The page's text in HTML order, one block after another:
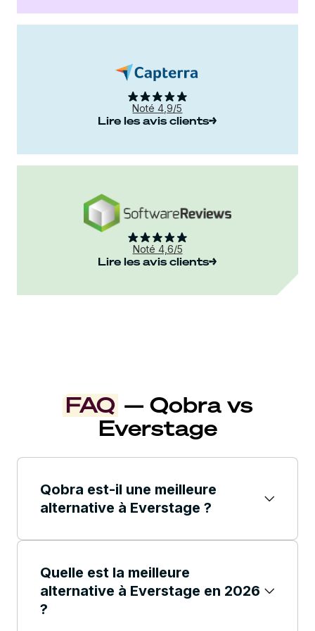
Noté 4,9/5
Lire les avis clients
Noté 4,6/5
Lire les avis clients
FAQ — Qobra vs
Everstage
Qobra est-il une meilleure
alternative à Everstage ?
de service qui fait la réputation d'Everstage,
Qobra est la meilleure alternative sur les
critères qui comptent le plus : autonomie du
Quelle est la meilleure
alternative à Everstage en 2026
?